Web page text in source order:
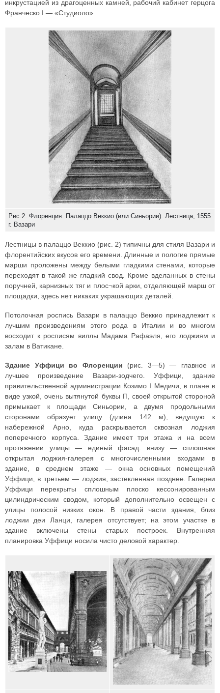
инкрустацией из драгоценных камней, рабочий кабинет герцога
Франческо I — «Студиоло».
Рис.2. Флоренция. Палаццо Веккио (или Синьории). Лестница, 1555
г. Вазари
Лестницы в палаццо Веккио (рис. 2) типичны для стиля Вазари и
флорентийских вкусов его времени. Длинные и пологие прямые
марши проложены между белыми гладкими стенами, которые
переходят в такой же гладкий свод. Кроме вделанных в стены
поручней, карнизных тяг и плос¬кой арки, отделяющей марш от
площадки, здесь нет никаких украшающих деталей.
Потолочная роспись Вазари в палаццо Веккио принадлежит к
лучшим произведениям этого рода в Италии и во многом
восходит к росписям виллы Мадама Рафаэля, его лоджиям и
залам в Ватикане.
Здание Уффици во Флоренции (рис. 3—5) — главное и
лучшее произведение Вазари-зодчего. Уффици, здание
правительственной администрации Козимо I Медичи, в плане в
виде узкой, очень вытянутой буквы П, своей открытой стороной
примыкает к площади Синьории, а двумя продольными
сторонами образует улицу (длина 142 м), ведущую к
набережной Арно, куда раскрывается сквозная лоджия
поперечного корпуса. Здание имеет три этажа и на всем
протяжении улицы — единый фасад: внизу — сплошная
открытая лоджия-галерея с многочисленными входами в
здание, в среднем этаже — окна основных помещений
Уффици, в третьем — лоджия, застекленная позднее. Галереи
Уффици перекрыты сплошным плоско кессонированным
цилиндрическим сводом, который дополнительно освещен с
улицы полосой низких окон. В правой части здания, близ
лоджии деи Ланци, галерея отсутствует; на этом участке в
здание включены стены старых построек. Внутренняя
планировка Уффици носила чисто деловой характер.